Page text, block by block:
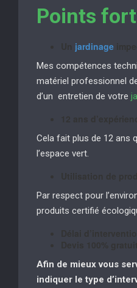
Points
jardinage
Mes compétences
matériel professionnel
d’un entretien de votre
Cela fait plus de 12 ans
l’espace vert.
Par respect pour
produits certifié
Afin de mieux vous
indiquer le type